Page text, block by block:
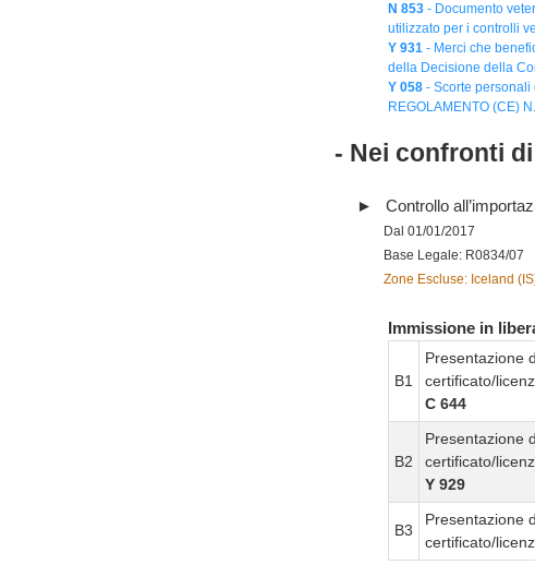
N 853 - Documento
utilizzato per i controlli
Y 931 - Merci che
della Decisione della
Y 058 - Scorte personali
REGOLAMENTO (CE)
- Nei confronti
Controllo
Dal 01/01/2017
Base Legale: R0834/07
Zone Escluse: Iceland
Immissione in
B1
Presentazione
certificato/
C 644
B2
Presentazione
certificato/
Y 929
B3
Presentazione
certificato/